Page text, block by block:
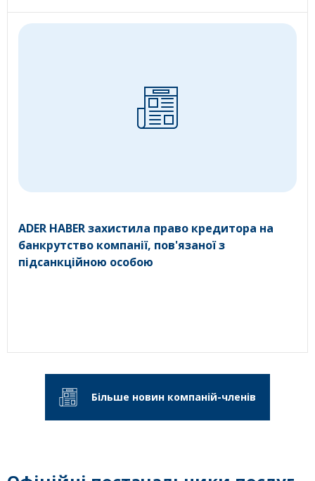
ADER HABER захистила право кредитора на
банкрутство компанії, пов'язаної з
підсанкційною особою
Більше новин компаній-членів